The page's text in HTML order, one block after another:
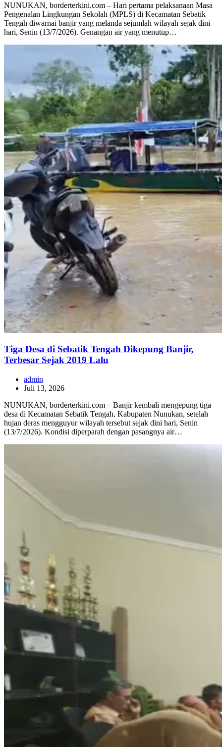
NUNUKAN, borderterkini.com – Hari pertama pelaksanaan Masa
Pengenalan Lingkungan Sekolah (MPLS) di Kecamatan Sebatik
Tengah diwarnai banjir yang melanda sejumlah wilayah sejak dini
hari, Senin (13/7/2026). Genangan air yang menutup…
Tiga Desa di Sebatik Tengah Dikepung Banjir,
Terbesar Sejak 2019 Lalu
admin
Juli 13, 2026
NUNUKAN, borderterkini.com – Banjir kembali mengepung tiga
desa di Kecamatan Sebatik Tengah, Kabupaten Nunukan, setelah
hujan deras mengguyur wilayah tersebut sejak dini hari, Senin
(13/7/2026). Kondisi diperparah dengan pasangnya air…